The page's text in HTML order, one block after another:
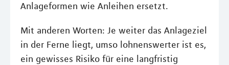
Anlageformen wie Anleihen ersetzt.
Mit anderen Worten: Je weiter das Anlageziel
in der Ferne liegt, umso lohnenswerter ist es,
ein gewisses Risiko für eine langfristig